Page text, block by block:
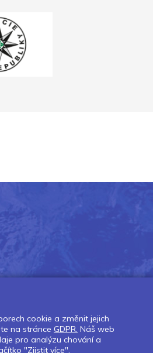
cookie a změnit jejich
na stránce GDPR. Náš web
pro analýzu chování a
"Zjistit více".